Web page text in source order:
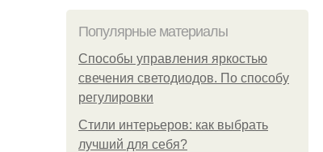
Популярные материалы
Способы управления яркостью
свечения светодиодов. По способу
регулировки
Стили интерьеров: как выбрать
лучший для себя?